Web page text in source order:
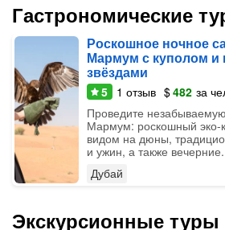
Гастрономические
Роскошное ночное
Мармум с куполом и
звёздами
5 1 отзыв $482 за
Проведите
Мармум: роскошный эко-
видом на дюны,
и ужин, а также
Дубай
Экскурсионные туры